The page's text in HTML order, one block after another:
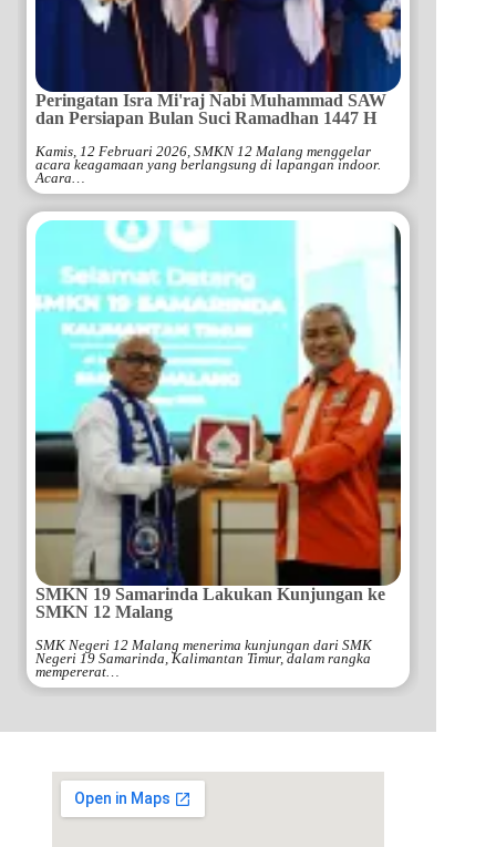
Peringatan Isra Mi'raj Nabi Muhammad SAW
dan Persiapan Bulan Suci Ramadhan 1447 H
Kamis, 12 Februari 2026, SMKN 12 Malang menggelar
acara keagamaan yang berlangsung di lapangan indoor.
Acara…
SMKN 19 Samarinda Lakukan Kunjungan ke
SMKN 12 Malang
SMK Negeri 12 Malang menerima kunjungan dari SMK
Negeri 19 Samarinda, Kalimantan Timur, dalam rangka
mempererat…